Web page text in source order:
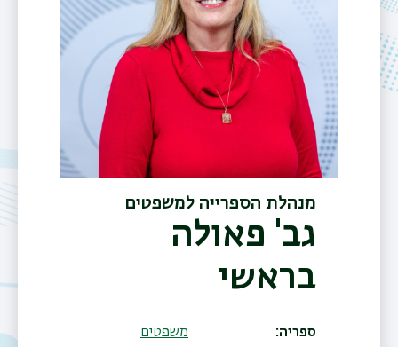
מנהלת הספרייה למשפטים
גב' פאולה
בראשי
ספריה משפטים